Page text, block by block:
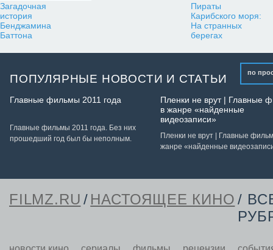
Загадочная
история
Бенджамина
Баттона
Пираты
Карибского моря:
На странных
берегах
ПОПУЛЯРНЫЕ НОВОСТИ И СТАТЬИ по
Главные фильмы 2011 года
Главные фильмы 2011 года. Без них
прошедший год был бы неполным.
Пленки не врут | Главные
в жанре «найденные
видеозаписи»
Пленки не врут | Главные
жанре «найденные
FILMZ.RU / НАСТОЯЩЕЕ КИНО /